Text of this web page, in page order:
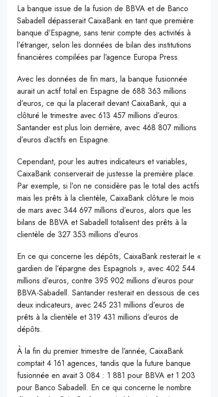
La banque issue de la fusion de BBVA et de Banco
Sabadell dépasserait CaixaBank en tant que première
banque d’Espagne, sans tenir compte des activités à
l’étranger, selon les données de bilan des institutions
financières compilées par l’agence Europa Press.
Avec les données de fin mars, la banque fusionnée
aurait un actif total en Espagne de 688 363 millions
d’euros, ce qui la placerait devant CaixaBank, qui a
clôturé le trimestre avec 613 457 millions d’euros.
Santander est plus loin derrière, avec 468 807 millions
d’euros d’actifs en Espagne.
Cependant, pour les autres indicateurs et variables,
CaixaBank conserverait de justesse la première place.
Par exemple, si l’on ne considère pas le total des actifs
mais les prêts à la clientèle, CaixaBank clôture le mois
de mars avec 344 697 millions d’euros, alors que les
bilans de BBVA et Sabadell totalisent des prêts à la
clientèle de 327 353 millions d’euros.
En ce qui concerne les dépôts, CaixaBank resterait le «
gardien de l’épargne des Espagnols », avec 402 544
millions d’euros, contre 395 902 millions d’euros pour
BBVA-Sabadell. Santander resterait en dessous de ces
deux indicateurs, avec 245 231 millions d’euros de
prêts à la clientèle et 319 431 millions d’euros de
dépôts.
À la fin du premier trimestre de l’année, CaixaBank
comptait 4 161 agences, tandis que la future banque
fusionnée en avait 3 084 : 1 881 pour BBVA et 1 203
pour Banco Sabadell. En ce qui concerne le nombre